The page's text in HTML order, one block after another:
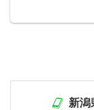
新潟